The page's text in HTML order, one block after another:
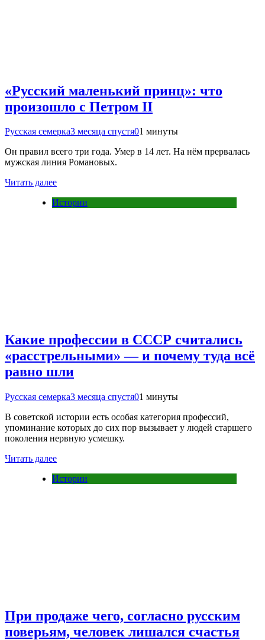
«Русский маленький принц»: что
произошло с Петром II
Русская семерка3 месяца спустя01 минуты
Он правил всего три года. Умер в 14 лет. На нём прервалась
мужская линия Романовых.
Читать далее
Истории
Какие профессии в СССР считались
«расстрельными» — и почему туда всё
равно шли
Русская семерка3 месяца спустя01 минуты
В советской истории есть особая категория профессий,
упоминание которых до сих пор вызывает у людей старшего
поколения нервную усмешку.
Читать далее
Истории
При продаже чего, согласно русским
поверьям, человек лишался счастья